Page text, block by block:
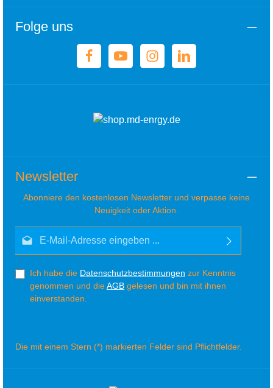
Folge uns
Newsletter
Abonniere den kostenlosen Newsletter und verpasse keine
Neuigkeit oder Aktion.
Ich habe die Datenschutzbestimmungen zur Kenntnis
genommen und dieAGB gelesen und bin mit ihnen
einverstanden.
Die mit einem Stern (*) markierten Felder sind Pflichtfelder.